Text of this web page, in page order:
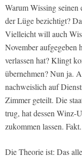
Warum Wissing
der Lüge bezichtigt?
Vielleicht will auch
November aufgegeben
verlassen hat? Klingt
übernehmen? Nun ja.
nachweislich auf
Zimmer geteilt. Die
trug, hat dessen Winz-
zukommen lassen. Fakt.
Die Theorie ist: Das